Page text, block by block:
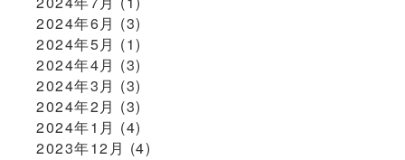
2024年6月 (3)
2024年5月 (1)
2024年4月 (3)
2024年3月 (3)
2024年2月 (3)
2024年1月 (4)
2023年12月 (4)